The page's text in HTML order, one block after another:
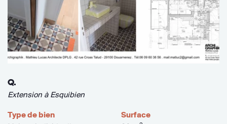
Q.
Extension à Esquibien
Type de bien
Surface